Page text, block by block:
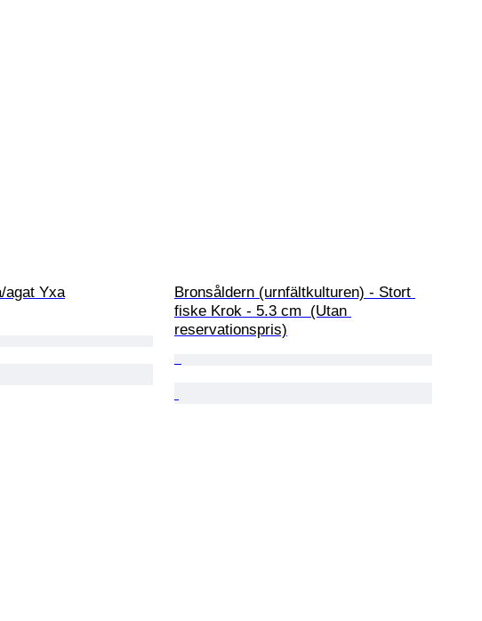
agat Yxa
Bronsåldern (urnfältkulturen) - Stort
fiske Krok - 5.3 cm  (Utan
reservationspris)